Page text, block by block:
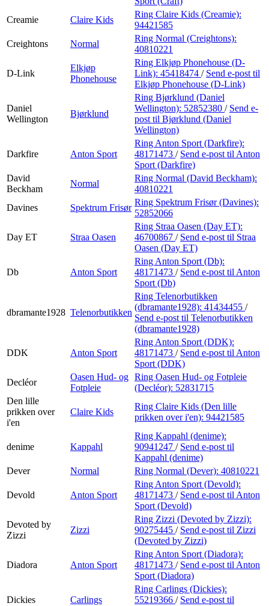
Creamie
Claire Kids
Ring Claire Kids (Creamie):
94421585
Creightons
Normal
Ring Normal (Creightons):
40810221
D-Link
Elkjøp
Phonehouse
Ring Elkjøp Phonehouse (D-
Link): 45418474 / Send e-post til
Elkjøp Phonehouse (D-Link)
Daniel
Wellington
Bjørklund
Ring Bjørklund (Daniel
Wellington): 52852380 / Send e-
post til Bjørklund (Daniel
Wellington)
Darkfire Anton Sport
Ring Anton Sport (Darkfire):
48171473 / Send e-post til Anton
Sport (Darkfire)
David
Beckham
Normal
Ring Normal (David Beckham):
40810221
Davines
Spektrum Frisør
Ring Spektrum Frisør (Davines):
52852066
Day ET Straa Oasen
Ring Straa Oasen (Day ET):
46700867 / Send e-post til Straa
Oasen (Day ET)
Db Anton Sport
Ring Anton Sport (Db):
48171473 / Send e-post til Anton
Sport (Db)
dbramante1928 Telenorbutikken
Ring Telenorbutikken
(dbramante1928): 41434455 /
Send e-post til Telenorbutikken
(dbramante1928)
DDK Anton Sport
Ring Anton Sport (DDK):
48171473 / Send e-post til Anton
Sport (DDK)
Decléor
Oasen Hud- og
Fotpleie
Ring Oasen Hud- og Fotpleie
(Decléor): 52831715
Den lille
prikken over
i'en
Claire Kids
Ring Claire Kids (Den lille
prikken over i'en): 94421585
denime Kappahl
Ring Kappahl (denime):
90941247 / Send e-post til
Kappahl (denime)
Dever
Normal Ring Normal (Dever): 40810221
Devold Anton Sport
Ring Anton Sport (Devold):
48171473 / Send e-post til Anton
Sport (Devold)
Devoted by
Zizzi
Zizzi
Ring Zizzi (Devoted by Zizzi):
90275445 / Send e-post til Zizzi
(Devoted by Zizzi)
Diadora Anton Sport
Ring Anton Sport (Diadora):
48171473 / Send e-post til Anton
Sport (Diadora)
Dickies Carlings
Ring Carlings (Dickies):
55219366 / Send e-post til